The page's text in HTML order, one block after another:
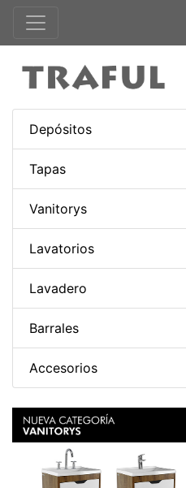
Depósitos
Tapas
Vanitorys
Lavatorios
Lavadero
Barrales
Accesorios
Previous